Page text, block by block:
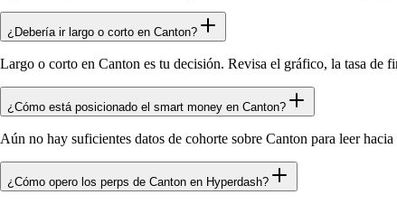
¿Debería ir largo o corto en Canton?
Largo o corto en Canton es tu decisión. Revisa el gráfico, la tasa de
¿Cómo está posicionado el smart money en Canton?
Aún no hay suficientes datos de cohorte sobre Canton para leer
¿Cómo opero los perps de Canton en Hyperdash?